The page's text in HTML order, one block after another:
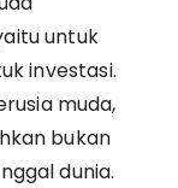
untuk
investasi.
muda,
bukan
dunia.